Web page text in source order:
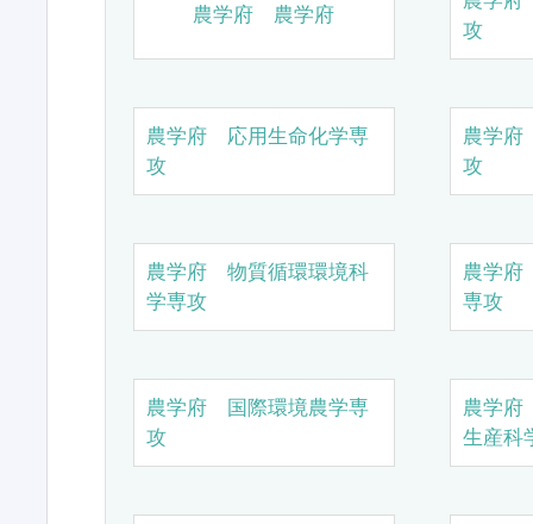
農学府 農学府
攻
農学府 応用生命化学専
攻
農学
攻
農学府 物質循環環境科
学専攻
農学
専攻
農学府 国際環境農学専
攻
農学
生産科